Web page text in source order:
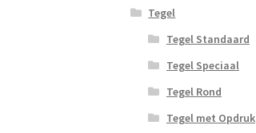
Tegel
Tegel Standaard
Tegel Speciaal
Tegel Rond
Tegel met Opdruk